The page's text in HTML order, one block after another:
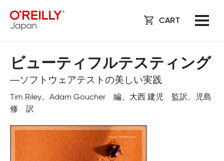
CART
ビューティフルテスティング
―ソフトウェアテストの美しい実践
Tim Riley、Adam Goucher 編、大西 建児 監訳、児島
修 訳